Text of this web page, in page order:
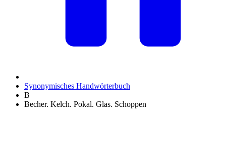
Synonymisches Handwörterbuch
B
Becher. Kelch. Pokal. Glas. Schoppen